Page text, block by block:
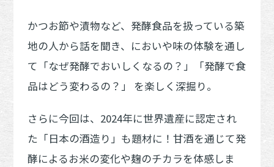
かつお節や漬物など、発酵食品を扱っている築
地の人から話を聞き、においや味の体験を通し
て「なぜ発酵でおいしくなるの？」「発酵で食
品はどう変わるの？」 を楽しく深掘り。
さらに今回は、2024年に世界遺産に認定され
た「日本の酒造り」も題材に！甘酒を通じて発
酵によるお米の変化や麹のチカラを体感しま